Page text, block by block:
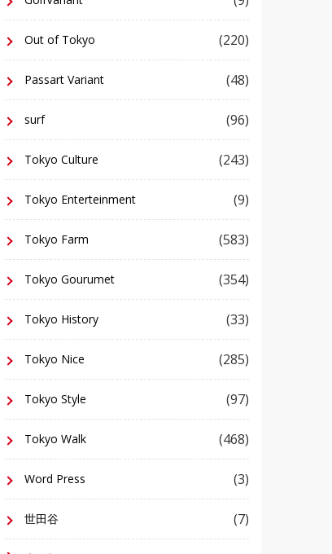
Out of Tokyo (220)
Passart Variant (48)
surf (96)
Tokyo Culture (243)
Tokyo Enterteinment (9)
Tokyo Farm (583)
Tokyo Gourumet (354)
Tokyo History (33)
Tokyo Nice (285)
Tokyo Style (97)
Tokyo Walk (468)
Word Press (3)
世田谷 (7)